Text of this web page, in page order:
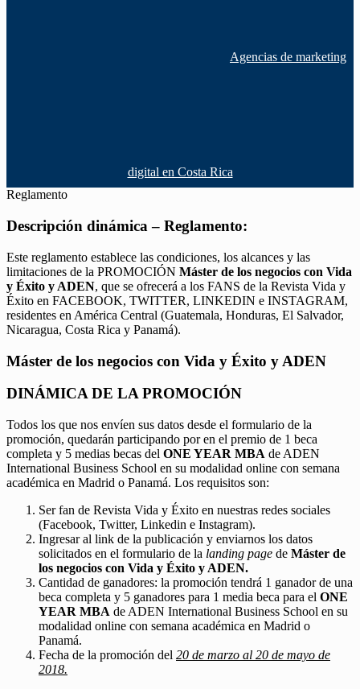
Agencias de marketing
digital en Costa Rica
Reglamento
Descripción dinámica – Reglamento:
Este reglamento establece las condiciones, los alcances y las
limitaciones de la PROMOCIÓN Máster de los negocios con Vida
y Éxito y ADEN, que se ofrecerá a los FANS de la Revista Vida y
Éxito en FACEBOOK, TWITTER, LINKEDIN e INSTAGRAM,
residentes en América Central (Guatemala, Honduras, El Salvador,
Nicaragua, Costa Rica y Panamá).
Máster de los negocios con Vida y Éxito y ADEN
DINÁMICA DE LA PROMOCIÓN
Todos los que nos envíen sus datos desde el formulario de la
promoción, quedarán participando por en el premio de 1 beca
completa y 5 medias becas del ONE YEAR MBA de ADEN
International Business School en su modalidad online con semana
académica en Madrid o Panamá. Los requisitos son:
Ser fan de Revista Vida y Éxito en nuestras redes sociales
(Facebook, Twitter, Linkedin e Instagram).
Ingresar al link de la publicación y enviarnos los datos
solicitados en el formulario de la landing page de Máster de
los negocios con Vida y Éxito y ADEN.
Cantidad de ganadores: la promoción tendrá 1 ganador de una
beca completa y 5 ganadores para 1 media beca para el ONE
YEAR MBA de ADEN International Business School en su
modalidad online con semana académica en Madrid o
Panamá.
Fecha de la promoción del 20 de marzo al 20 de mayo de
2018.